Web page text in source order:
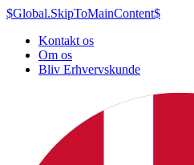
$Global.SkipToMainContent$
Kontakt os
Om os
Bliv Erhvervskunde